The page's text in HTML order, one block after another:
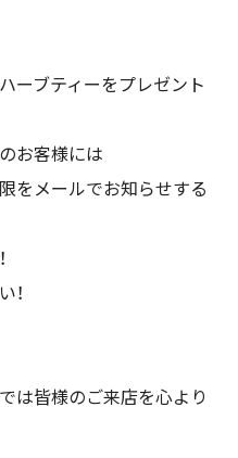
ーブティーをプレゼント
お客様には
をメールでお知らせする
！
は皆様のご来店を心より